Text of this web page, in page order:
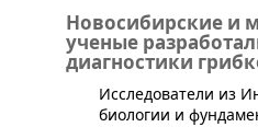
Новосибирские и
ученые
диагностики
​Исследователи из
биологии и